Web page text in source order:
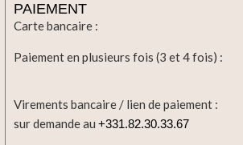
PAIEMENT
Carte bancaire :
Paiement en plusieurs fois (3 et 4 fois) :
Virements bancaire / lien de paiement :
sur demande au+331.82.30.33.67